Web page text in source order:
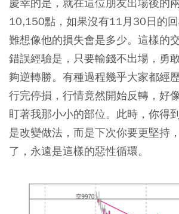
慶幸的是，就在這位朋友出場後的
10,150點，如果沒有11月30日的
難想像他的損失會是多少。 這樣的
錯誤經驗是，只要輸錢不出場，勇
夠逆轉勝。有種過程幾乎大家都經
行完停損，行情竟然開始反轉，好
盯著我那小小的部位。此時，你得
是改變做法，而是下次你要更堅持
了，永遠是這樣的惡性循環。